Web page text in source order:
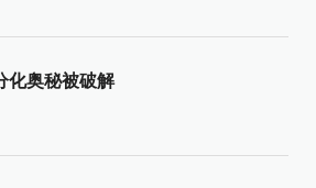
化奥秘被破解